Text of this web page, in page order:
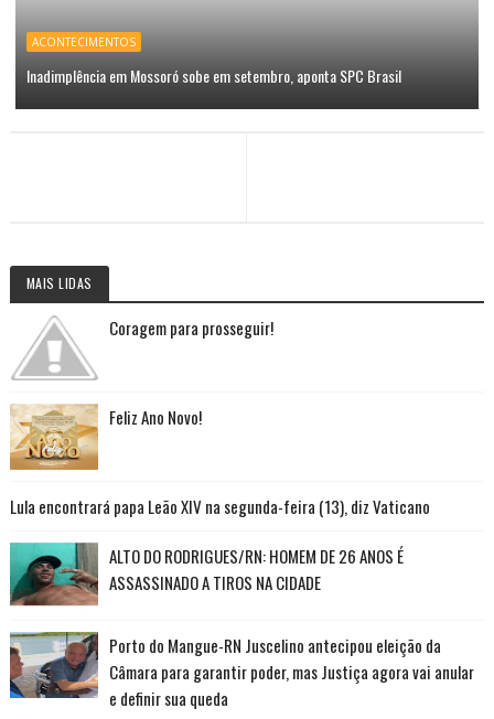
ACONTECIMENTOS
Inadimplência em Mossoró sobe em setembro, aponta SPC Brasil
MAIS LIDAS
Coragem para prosseguir!
Feliz Ano Novo!
Lula encontrará papa Leão XIV na segunda-feira (13), diz Vaticano
ALTO DO RODRIGUES/RN: HOMEM DE 26 ANOS É
ASSASSINADO A TIROS NA CIDADE
Porto do Mangue-RN Juscelino antecipou eleição da
Câmara para garantir poder, mas Justiça agora vai anular
e definir sua queda